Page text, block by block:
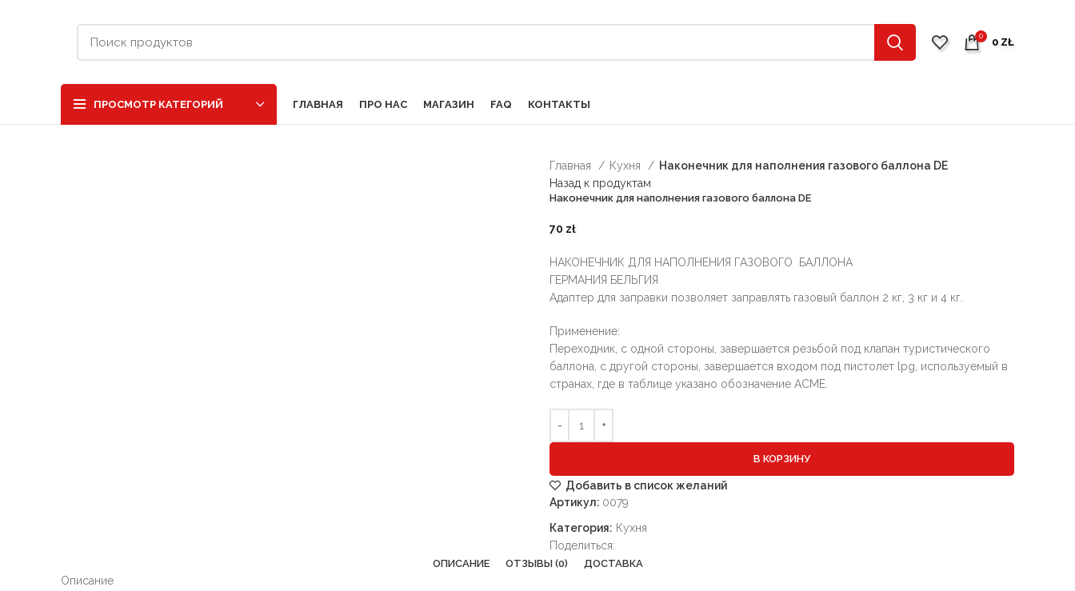
0
0 ZŁ
ПРОСМОТР КАТЕГОРИЙ ГЛАВНАЯ ПРО НАС МАГАЗИН FAQ КОНТАКТЫ
Главная Кухня
Наконечник для наполнения газового баллона DE
Назад к продуктам
Наконечник для наполнения газового баллона DE
70 zł
НАКОНЕЧНИК ДЛЯ НАПОЛНЕНИЯ ГАЗОВОГО БАЛЛОНА
ГЕРМАНИЯ БЕЛЬГИЯ
Адаптер для заправки позволяет заправлять газовый баллон 2 кг, 3 кг и 4 кг.
Применение:
Переходник, с одной стороны, завершается резьбой под клапан туристического
баллона, с другой стороны, завершается входом под пистолет lpg, используемый в
странах, где в таблице указано обозначение ACME.
В КОРЗИНУ
Добавить в список желаний
Артикул: 0079
Категория: Кухня
Поделиться:
ОПИСАНИЕ ОТЗЫВЫ (0) ДОСТАВКА
Описание